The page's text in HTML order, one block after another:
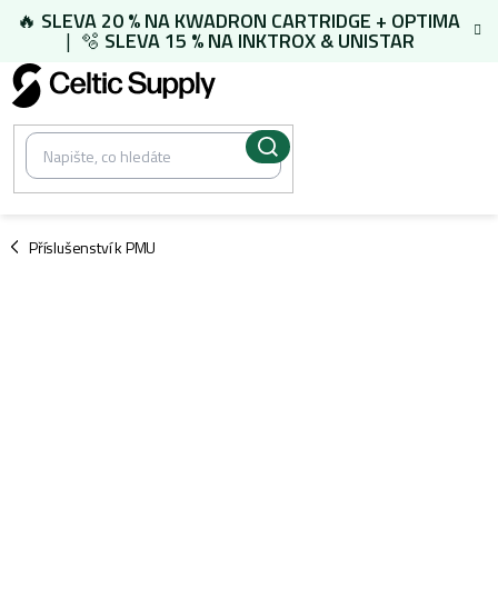
Přejít
obsah
🔥 SLEVA 20 % NAKWADRON CARTRIDGE + OPTIMA
| 🫧 SLEVA 15 % NAINKTROX & UNISTAR
Příslušenství k PMU
/